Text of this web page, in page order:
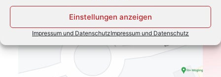
Einstellungen anzeigen
Impressum und DatenschutzImpressum und Datenschutz